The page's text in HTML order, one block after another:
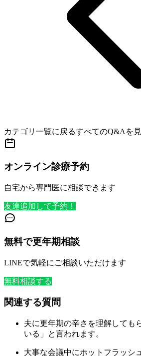
カテゴリ一覧に戻るすべてのQ&Aを
オンライン診療予約
自宅から専門医に相談できます
友達追加して予約！
無料で更年期相談
LINEで気軽にご相談いただけます
無料相談する
関連する質問
夫に更年期の辛さを理解しても
いる」と言われます。
大事な会議中にホットフラッシ